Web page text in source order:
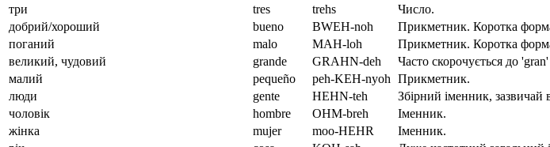
три
tres trehs
Число.
добрий/хороший
bueno BWEH-noh
Прикметник. Коротка
поганий
malo MAH-loh
Прикметник. Коротка
великий, чудовий
grande GRAHN-deh
Часто скорочується до
малий
pequeño peh-KEH-nyoh Прикметник.
люди
gente HEHN-teh
Збірний іменник, зазвичай
чоловік
hombre OHM-breh
Іменник.
жінка
mujer moo-HEHR
Іменник.